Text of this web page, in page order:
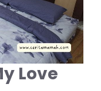
Love